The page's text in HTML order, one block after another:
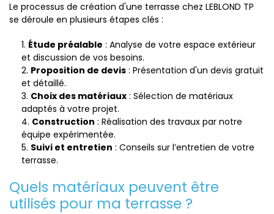
Le processus de création d'une terrasse chez LEBLOND TP
se déroule en plusieurs étapes clés :
Étude préalable : Analyse de votre espace extérieur
et discussion de vos besoins.
Proposition de devis : Présentation d'un devis gratuit
et détaillé.
Choix des matériaux : Sélection de matériaux
adaptés à votre projet.
Construction : Réalisation des travaux par notre
équipe expérimentée.
Suivi et entretien : Conseils sur l’entretien de votre
terrasse.
Quels matériaux peuvent être
utilisés pour ma terrasse ?